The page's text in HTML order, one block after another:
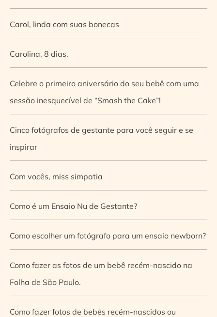
Carol, linda com suas bonecas
Carolina, 8 dias.
Celebre o primeiro aniversário do seu bebê com uma
sessão inesquecível de “Smash the Cake”!
Cinco fotógrafos de gestante para você seguir e se
inspirar
Com vocês, miss simpatia
Como é um Ensaio Nu de Gestante?
Como escolher um fotógrafo para um ensaio newborn?
Como fazer as fotos de um bebê recém-nascido na
Folha de São Paulo.
Como fazer fotos de bebês recém-nascidos ou